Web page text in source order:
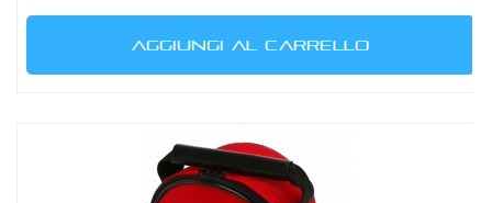
AGGIUNGI AL CARRELLO